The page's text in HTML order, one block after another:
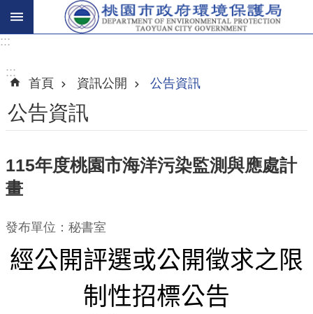
搜
尋
關
於
們
環
:::
:::
首頁
資訊公開 公告資訊
公告資訊
115年度桃園市海洋污染監測與應處計
畫
發布單位：秘書室
經公開評選或公開徵求之限
制性招標公告